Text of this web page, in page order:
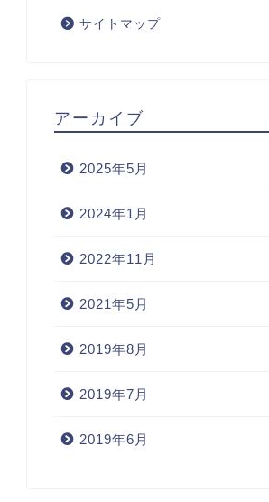
サイトマップ
アーカイブ
2025年5月
2024年1月
2022年11月
2021年5月
2019年8月
2019年7月
2019年6月